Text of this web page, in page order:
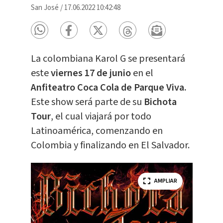
San José /17.06.2022 10:42:48
La colombiana Karol G se presentará
esteviernes 17 de junioen el
Anfiteatro Coca Cola de Parque Viva.
Este show será parte de su Bichota
Tour, el cual viajará por todo
Latinoamérica, comenzando en
Colombia y finalizando en El Salvador.
AMPLIAR